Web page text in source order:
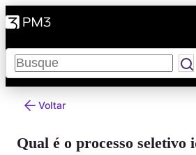
Pesquisar
Voltar
Qual é o processo seletivo